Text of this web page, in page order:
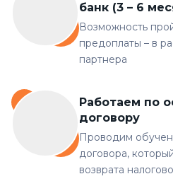
банк (3 – 6
Возможность
предоплаты – в
партнера
Работаем по
договору
Проводим
договора,
возврата